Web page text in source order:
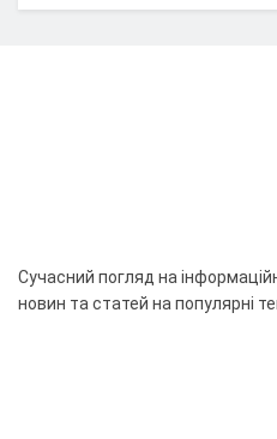
Сучасний погляд на
новин та статей на популярні